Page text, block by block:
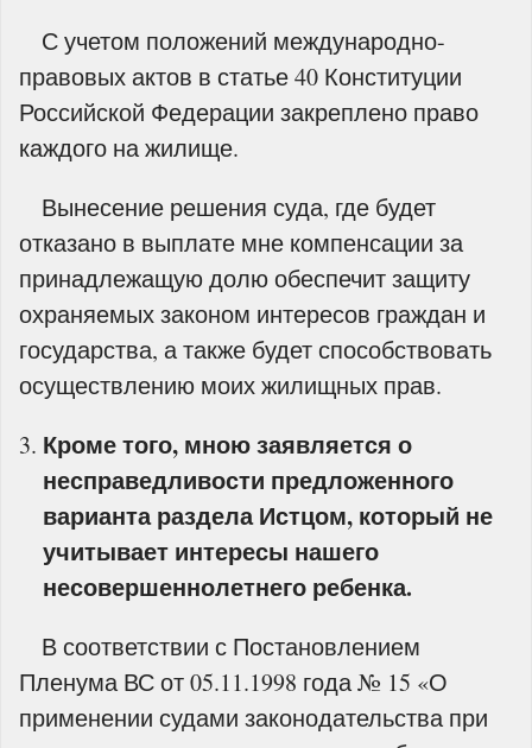
С учетом положений международно-
правовых актов в статье 40 Конституции
Российской Федерации закреплено право
каждого на жилище.
Вынесение решения суда, где будет
отказано в выплате мне компенсации за
принадлежащую долю обеспечит защиту
охраняемых законом интересов граждан и
государства, а также будет способствовать
осуществлению моих жилищных прав.
Кроме того, мною заявляется о
несправедливости предложенного
варианта раздела Истцом, который не
учитывает интересы нашего
несовершеннолетнего ребенка.
В соответствии с Постановлением
Пленума ВС от 05.11.1998 года № 15 «О
применении судами законодательства при